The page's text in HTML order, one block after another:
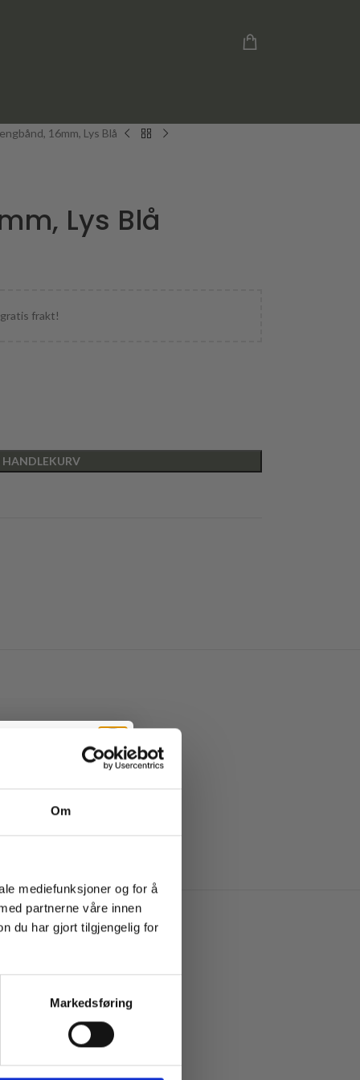
Om
mediefunksjoner og for å
partnerne våre innen
du har gjort tilgjengelig for
Markedsføring
16mm, Lys Blå
Lys Blå
frakt!
HANDLEKURV